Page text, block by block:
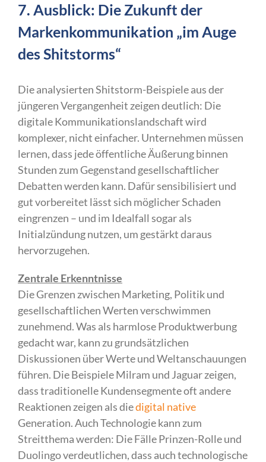
7. Ausblick: Die Zukunft der
Markenkommunikation „im Auge
des Shitstorms“
Die analysierten Shitstorm-Beispiele aus der
jüngeren Vergangenheit zeigen deutlich: Die
digitale Kommunikationslandschaft wird
komplexer, nicht einfacher. Unternehmen müssen
lernen, dass jede öffentliche Äußerung binnen
Stunden zum Gegenstand gesellschaftlicher
Debatten werden kann. Dafür sensibilisiert und
gut vorbereitet lässt sich möglicher Schaden
eingrenzen – und im Idealfall sogar als
Initialzündung nutzen, um gestärkt daraus
hervorzugehen.
Zentrale Erkenntnisse
Die Grenzen zwischen Marketing, Politik und
gesellschaftlichen Werten verschwimmen
zunehmend. Was als harmlose Produktwerbung
gedacht war, kann zu grundsätzlichen
Diskussionen über Werte und Weltanschauungen
führen. Die Beispiele Milram und Jaguar zeigen,
dass traditionelle Kundensegmente oft andere
Reaktionen zeigen als diedigital native
Generation. Auch Technologie kann zum
Streitthema werden: Die Fälle Prinzen-Rolle und
Duolingo verdeutlichen, dass auch technologische